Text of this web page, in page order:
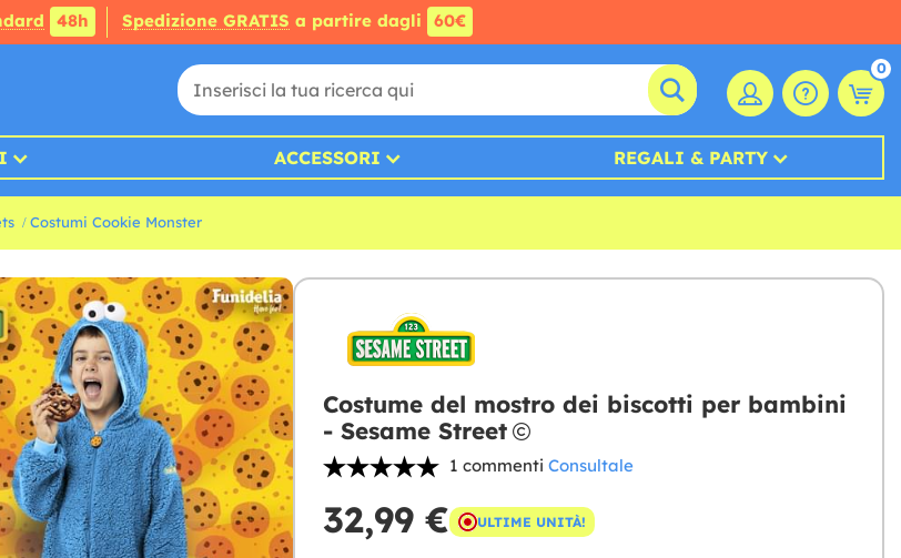
48h Spedizione GRATIS a partire dagli 60€
0
ACCESSORI REGALI & PARTY
Costumi Cookie Monster
Costume del mostro dei biscotti per bambini
- Sesame Street
1 commenti Consultale
32,99 € ULTIME UNITÀ!